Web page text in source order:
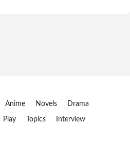
Anime Novels Drama
Play Topics Interview